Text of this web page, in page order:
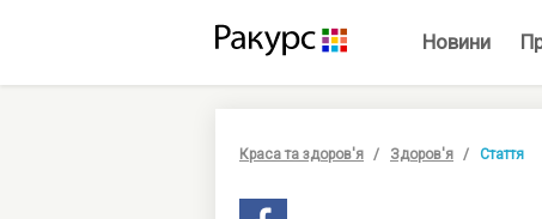
Новини
Краса та здоров'я Здоров'я Стаття